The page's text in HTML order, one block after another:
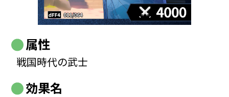
属性
戦国時代の武士
効果名